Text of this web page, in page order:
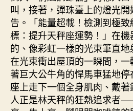
叫，接著，彈珠臺上的燈光
告。「能量超載！檢測到極
標：提升天秤座運勢！」在
的、像彩虹一樣的光束筆直
在光束衝出屋頂的一瞬間，
著巨大公牛角的悍馬車猛地
座上走下一個全身肌肉、戴
人正是林天秤的狂熱追求者